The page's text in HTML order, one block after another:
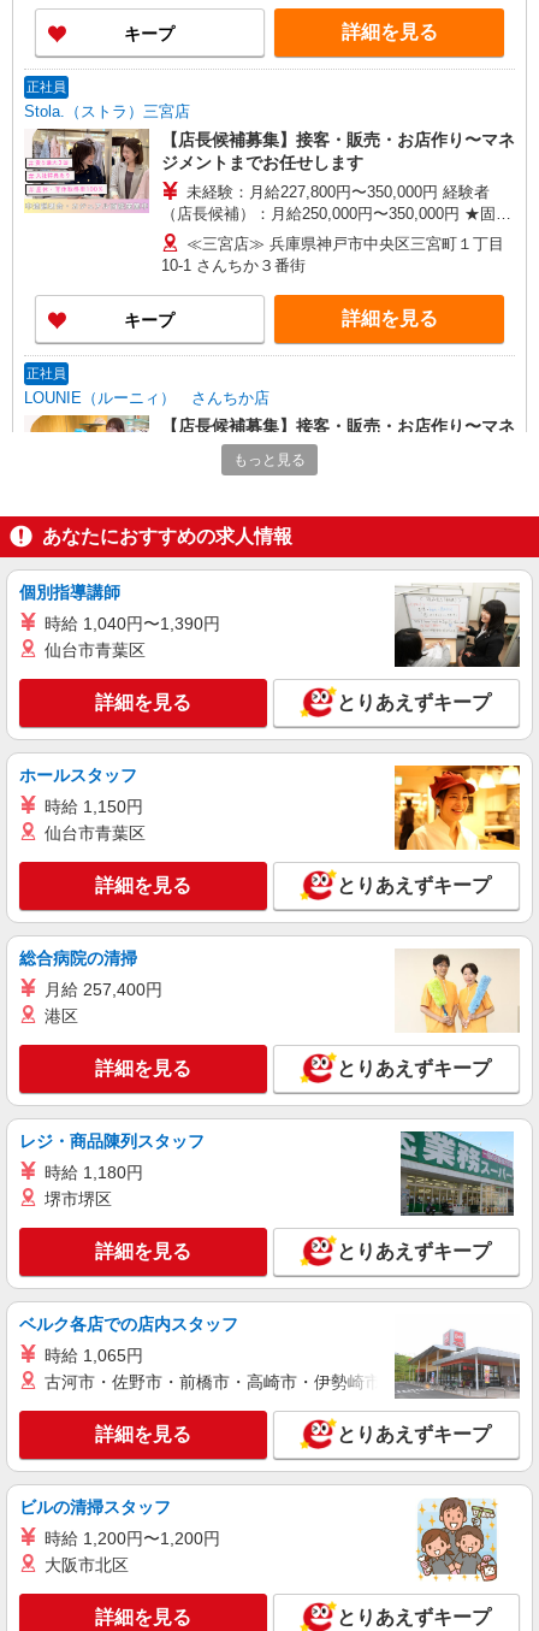
キープ 詳細を見る
正社員
Stola.（ストラ）三宮店
【店長候補募集】接客・販売・お店作り〜マネ
ジメントまでお任せします
未経験：月給227,800円〜350,000円 経験者
（店長候補）：月給250,000円〜350,000円 ★固定
残業手当：28,800円（月給に含む） ※経験・能力
考慮 ※固定残業時間は1ヶ月あたり20時間、超過
時は追加で残業手当支給 ※月3万円まで交通費支
給 ※試用期間（2〜3ヶ月）も同条件 【手当】固
定残業手当／資格手当／店舗職制手当／住宅手当
（実家外かつ賃貸の場合のみ別途支給）※入社時
異なります。詳細は面接時にお尋ねください。 ＼
入社２大特典キャンペーン実施中！／※詳細は備
考欄にて
≪三宮店≫ 兵庫県神戸市中央区三宮町１丁目
10-1 さんちか３番街
キープ 詳細を見る
正社員
LOUNIE（ルーニィ） さんちか店
【店長候補募集】接客・販売・お店作り〜マネ
ジメントまでお任せします
未経験：月給227,800円〜350,000円 経験者
残業手当：28,800円（月給に含む） ※経験・能力
考慮 ※固定残業時間は1ヶ月あたり20時間、超過
時は追加で残業手当支給 ※月3万円まで交通費支
給 ※試用期間（2〜3ヶ月）も同条件 【手当】固
定残業手当／資格手当／店舗職制手当／住宅手当
（実家外かつ賃貸の場合のみ別途支給）※入社時
から支給／特別手当 ※手当の種類はエリアにより
入社２大特典キャンペーン実施中！／※詳細は備
考欄にて
≪さんちか店≫ 兵庫県神戸市中央区三宮町１
丁目 10-1
詳細を見る
正社員
LOUNIE（ルーニィ） さんちか店
未経験歓迎のアパレル販売スタッフ
未経験：月給227,800円〜350,000円 経験者
（店長候補）：月給250,000円〜350,000円 ★固定
残業手当：28,800円（月給に含む） ※経験・能力
考慮 ※固定残業時間は1ヶ月あたり20時間、超過
時は追加で残業手当支給 ※月3万円まで交通費支
給 ※試用期間（2〜3ヶ月）も同条件 【手当】固
定残業手当／資格手当／店舗職制手当／住宅手当
（実家外かつ賃貸の場合のみ別途支給）※入社時
から支給／特別手当 ※手当の種類はエリアにより
異なります。詳細は面接時にお尋ねください。 ＼
入社２大特典キャンペーン実施中！／※詳細は備
考欄にて
≪さんちか店≫ 兵庫県神戸市中央区三宮町1-
10-1 さんちか1番街 ■神戸三宮駅／三宮駅
詳細を見る
正社員
Stola.（ストラ） 三宮店
未経験歓迎のアパレル販売スタッフ
未経験：月給227,800円〜350,000円 経験者
（店長候補）：月給250,000円〜350,000円 ★固定
残業手当：28,800円（月給に含む） ※経験・能力
考慮 ※固定残業時間は1ヶ月あたり20時間、超過
時は追加で残業手当支給 ※月3万円まで交通費支
給 ※試用期間（2〜3ヶ月）も同条件 【手当】固
定残業手当／資格手当／店舗職制手当／住宅手当
（実家外かつ賃貸の場合のみ別途支給）※入社時
から支給／特別手当 ※手当の種類はエリアにより
異なります。詳細は面接時にお尋ねください。 ＼
考欄にて
≪さんちか店≫ 兵庫県神戸市中央区三宮町１
丁目１０－１ ■ＪＲ「三ノ宮駅」西口・中央口よ
り徒歩1分 阪神電鉄「神戸三宮駅」西口より直結
阪急電鉄「神戸三宮駅」東口より徒歩1分 神戸市
営地下鉄西神山手線「三宮駅」より東出口4方面へ
徒歩2分 神戸市営地下鉄海岸線「三宮・花時計前
駅」より徒歩1分 ポートライナー「三宮駅」より
キープ 詳細を見る
アルバイト
Stola.（ストラ） 三宮店
アパレル販売スタッフ
時給1120円〜＋交通費支給（月2万円迄）
≪Stola.三宮店≫ 兵庫県神戸市中央区三宮町1-
10-1 さんちか3番街
キープ 詳細を見る
パート
アパレル販売スタッフ
時給1120円〜＋交通費支給（月2万円迄）
≪LOUNIE 三宮店≫ 〒650-0021 兵庫県神戸
市中央区三宮町1-10-1 さんちか5番街
キープ 詳細を見る
もっと見る
あなたにおすすめの求人情報
個別指導講師
時給 1,040円〜1,390円
仙台市青葉区
詳細を見る とりあえずキープ
ホールスタッフ
時給 1,150円
仙台市青葉区
詳細を見る とりあえずキープ
総合病院の清掃
月給 257,400円
港区
詳細を見る とりあえずキープ
レジ・商品陳列スタッフ
時給 1,180円
堺市堺区
詳細を見る とりあえずキープ
ベルク各店での店内スタッフ
時給 1,065円
古河市・佐野市・前橋市・高崎市・伊勢崎市・太田市・館林市
詳細を見る とりあえずキープ
ビルの清掃スタッフ
時給 1,200円〜1,200円
大阪市北区
詳細を見る とりあえずキープ